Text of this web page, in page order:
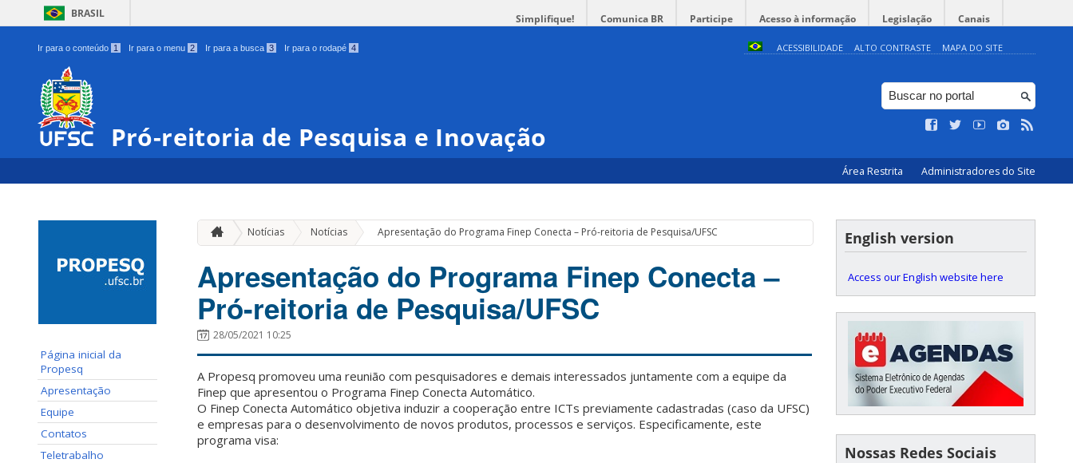
BRASIL Simplifique! Comunica BR Participe Acesso à informação Legislação Canais
Ir para o conteúdo 1 Ir para o menu 2 Ir para a busca 3 Ir para o rodapé 4 ACESSIBILIDADE ALTO CONTRASTE MAPA DO SITE
Pró-reitoria de Pesquisa e Inovação
Área Restrita Administradores do Site
Página inicial da
Propesq
Apresentação
Equipe
Contatos
Teletrabalho
Notícias Notícias » Apresentação do Programa Finep Conecta – Pró-reitoria de Pesquisa/UFSC
Apresentação do Programa Finep Conecta –
Pró-reitoria de Pesquisa/UFSC
28/05/2021 10:25
A Propesq promoveu uma reunião com pesquisadores e demais interessados juntamente com a equipe da
Finep que apresentou o Programa Finep Conecta Automático.
O Finep Conecta Automático objetiva induzir a cooperação entre ICTs previamente cadastradas (caso da UFSC)
e empresas para o desenvolvimento de novos produtos, processos e serviços. Especificamente, este
programa visa:
English version
Access our English website here
Nossas Redes Sociais